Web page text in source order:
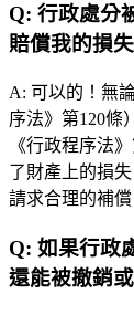
Q: 行政處分
賠償我的損
A: 可以的！無
序法》第120條
《行政程序法
了財產上的損
請求合理的補
Q: 如果行政
還能被撤銷